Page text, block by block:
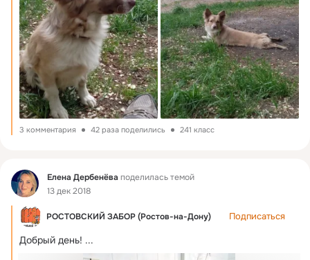
3 комментария 42 раза поделились 241 класс
Фид Елена Дербенёва поделилась темой
13 дек 2018
РОСТОВСКИЙ ЗАБОР (Ростов-на-Дону) Подписаться
Добрый день! ...